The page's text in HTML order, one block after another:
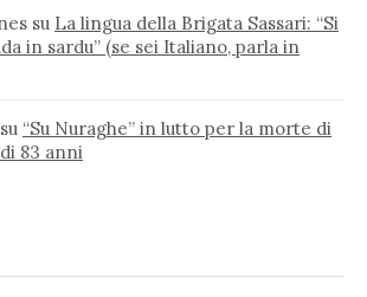
su La lingua della Brigata Sassari: “Si
in sardu” (se sei Italiano, parla in
su “Su Nuraghe” in lutto per la morte di
83 anni